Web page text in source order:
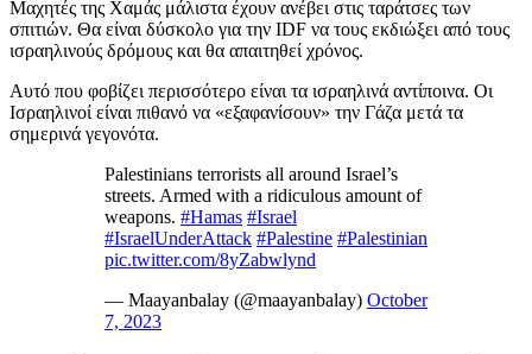
Μαχητές της Χαμάς μάλιστα έχουν ανέβει στις ταράτσες των
σπιτιών. Θα είναι δύσκολο για την IDF να τους εκδιώξει από τους
ισραηλινούς δρόμους και θα απαιτηθεί χρόνος.
Αυτό που φοβίζει περισσότερο είναι τα ισραηλινά αντίποινα. Οι
Ισραηλινοί είναι πιθανό να «εξαφανίσουν» την Γάζα μετά τα
σημερινά γεγονότα.
Palestinians terrorists all around Israel’s
streets. Armed with a ridiculous amount of
weapons. #Hamas #Israel
#IsraelUnderAttack #Palestine #Palestinian
pic.twitter.com/8yZabwlynd
— Maayanbalay (@maayanbalay) October
7, 2023